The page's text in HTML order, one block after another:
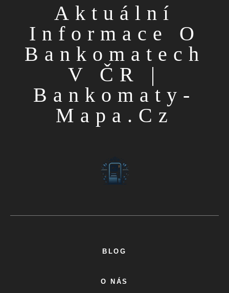
Aktuální
Informace O
Bankomatech
V ČR |
Bankomaty-
Mapa.cz
BLOG
O NÁS